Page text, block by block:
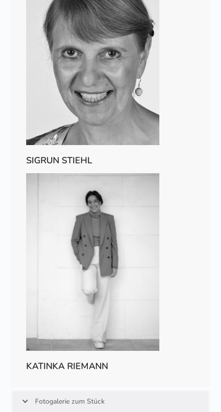
SIGRUN STIEHL
KATINKA RIEMANN
Fotogalerie zum Stück